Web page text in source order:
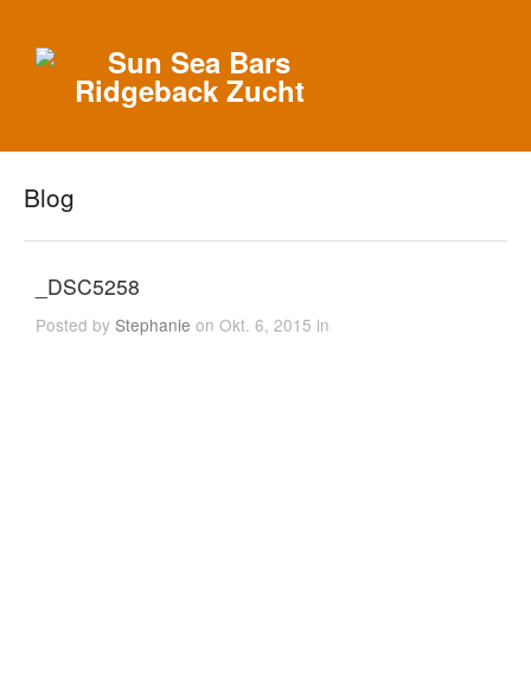
Blog
_DSC5258
Posted byStephanie on Okt. 6, 2015 in